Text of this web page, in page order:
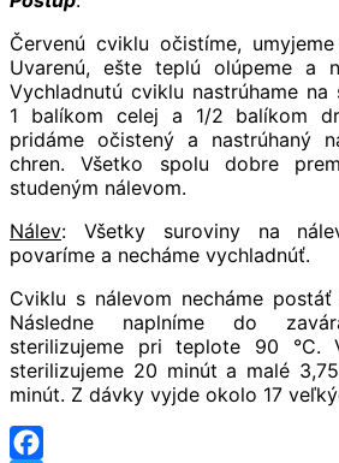
Červenú cviklu očistíme,
Uvarenú, ešte teplú olúpeme a
Vychladnutú cviklu nastrúhame na
1 balíkom celej a 1/2 balíkom
pridáme očistený a nastrúhaný
chren. Všetko spolu dobre
studeným nálevom.
Nálev: Všetky suroviny na
povaríme a necháme vychladnúť.
Cviklu s nálevom necháme
Následne naplníme do
sterilizujeme pri teplote 90 °C.
sterilizujeme 20 minút a malé
minút. Z dávky vyjde okolo 17